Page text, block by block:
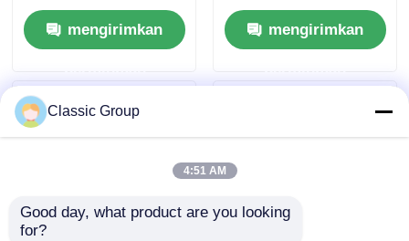
untuk Peningkatan
Produktivitas
Bengkel.
mengirimkan
Kantor Bengkel Tugas
Berat mengirimkan
Classic Group
4:51 AM
Good day, what product are you looking
for?